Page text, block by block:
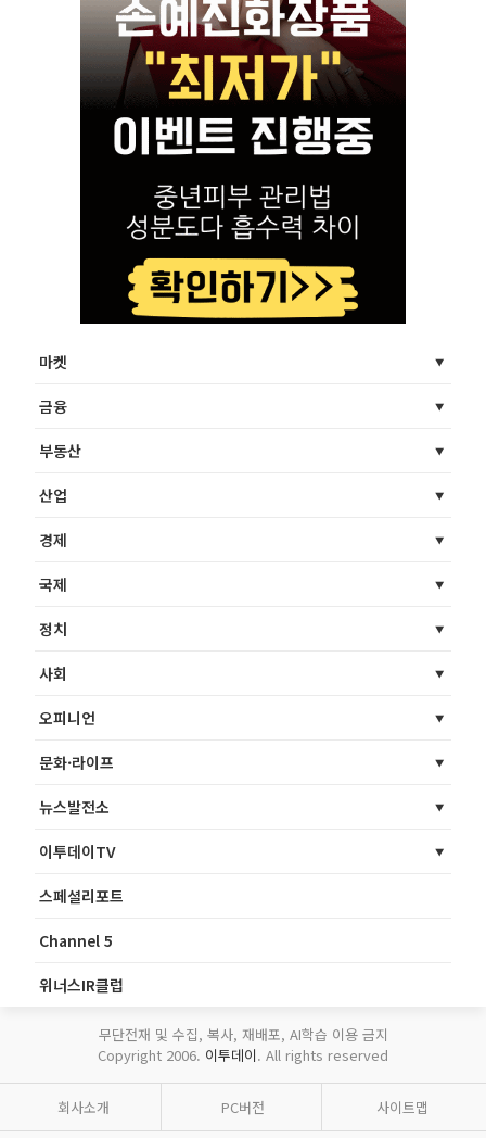
마켓
금융
부동산
산업
경제
국제
정치
사회
오피니언
문화·라이프
뉴스발전소
이투데이TV
스페셜리포트
Channel 5
위너스IR클럽
무단전재 및 수집, 복사, 재배포, AI학습 이용 금지
Copyright 2006. 이투데이. All rights reserved
회사소개 PC버전 사이트맵